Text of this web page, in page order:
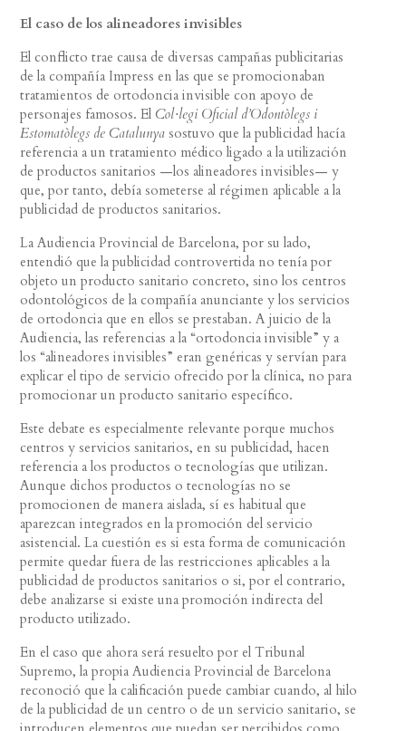
El caso de los alineadores invisibles
El conflicto trae causa de diversas campañas publicitarias
de la compañía Impress en las que se promocionaban
tratamientos de ortodoncia invisible con apoyo de
personajes famosos. El Col·legi Oficial d’Odontòlegs i
Estomatòlegs de Catalunya sostuvo que la publicidad hacía
referencia a un tratamiento médico ligado a la utilización
de productos sanitarios —los alineadores invisibles— y
que, por tanto, debía someterse al régimen aplicable a la
publicidad de productos sanitarios.
La Audiencia Provincial de Barcelona, por su lado,
entendió que la publicidad controvertida no tenía por
objeto un producto sanitario concreto, sino los centros
odontológicos de la compañía anunciante y los servicios
de ortodoncia que en ellos se prestaban. A juicio de la
Audiencia, las referencias a la “ortodoncia invisible” y a
los “alineadores invisibles” eran genéricas y servían para
explicar el tipo de servicio ofrecido por la clínica, no para
promocionar un producto sanitario específico.
Este debate es especialmente relevante porque muchos
centros y servicios sanitarios, en su publicidad, hacen
referencia a los productos o tecnologías que utilizan.
Aunque dichos productos o tecnologías no se
promocionen de manera aislada, sí es habitual que
aparezcan integrados en la promoción del servicio
asistencial. La cuestión es si esta forma de comunicación
permite quedar fuera de las restricciones aplicables a la
publicidad de productos sanitarios o si, por el contrario,
debe analizarse si existe una promoción indirecta del
producto utilizado.
En el caso que ahora será resuelto por el Tribunal
Supremo, la propia Audiencia Provincial de Barcelona
reconoció que la calificación puede cambiar cuando, al hilo
de la publicidad de un centro o de un servicio sanitario, se